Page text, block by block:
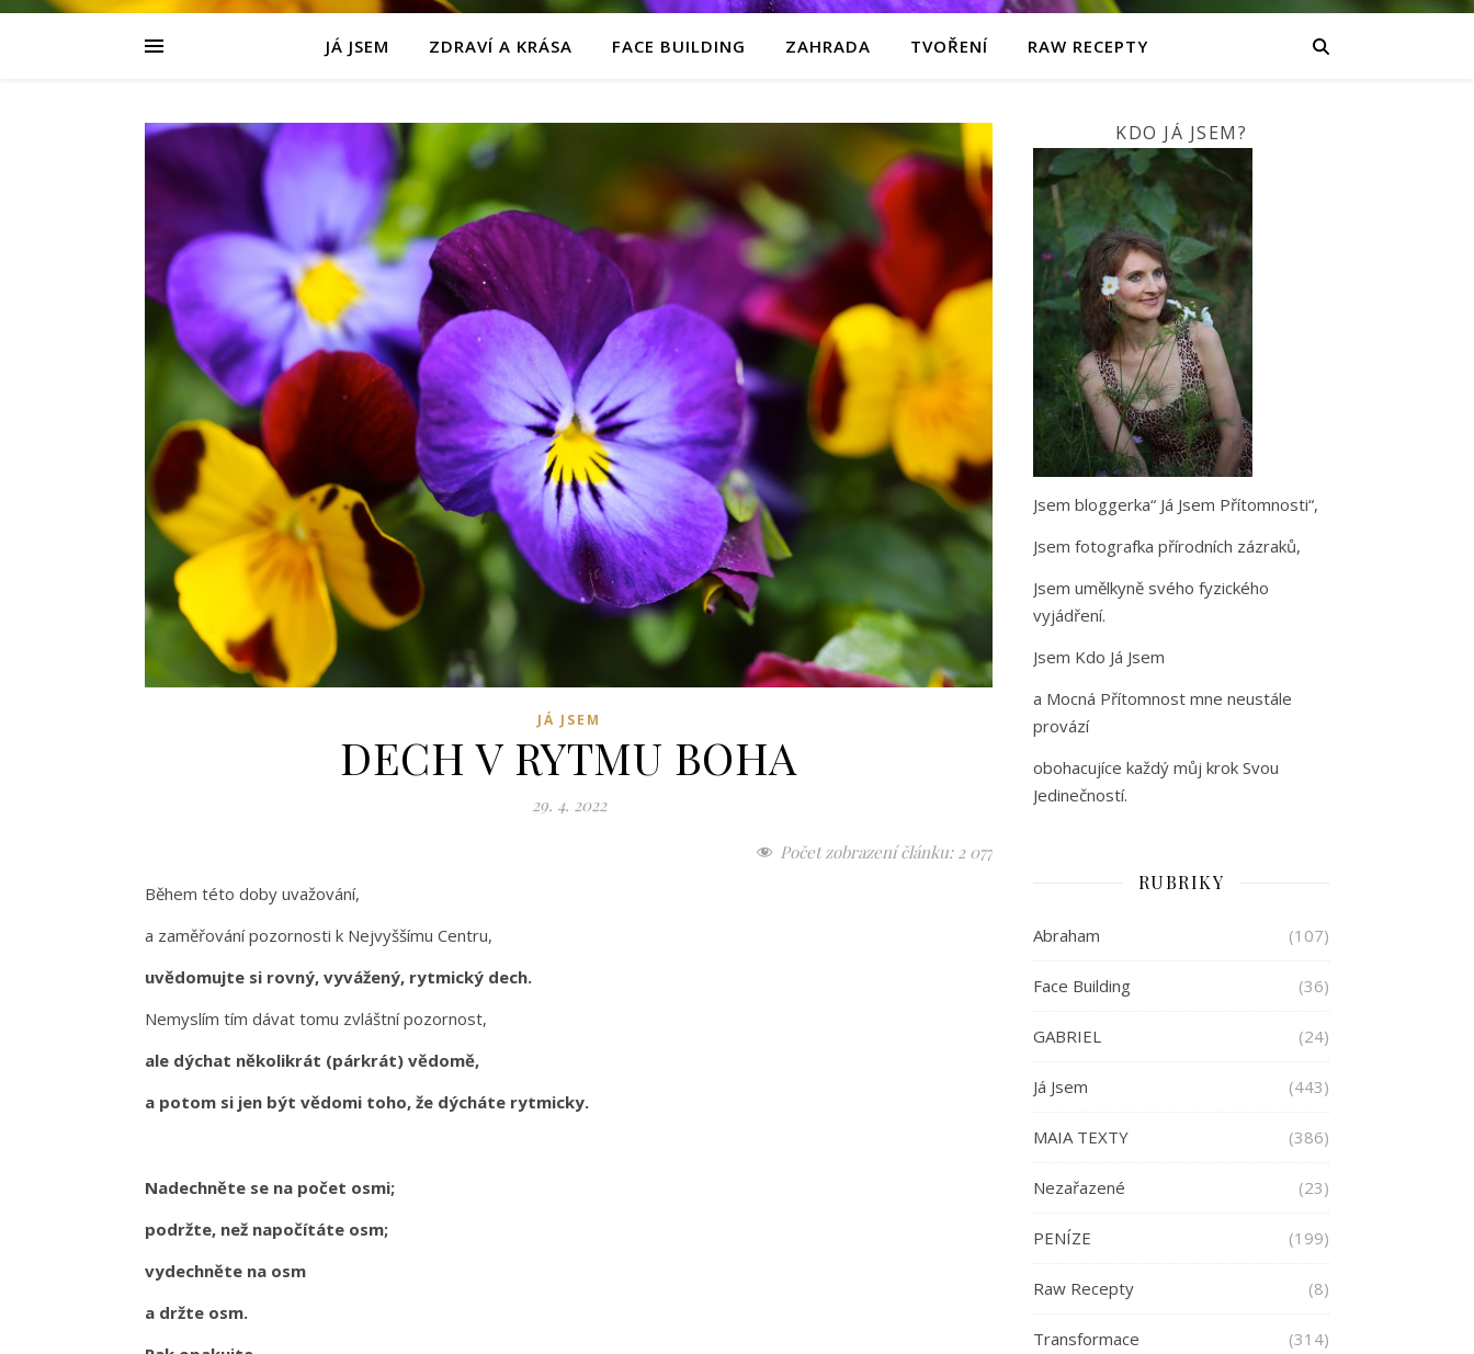
JÁ JSEM ZDRAVÍ A KRÁSA FACE BUILDING ZAHRADA TVOŘENÍ RAW RECEPTY
JÁ JSEM
DECH V RYTMU BOHA
29. 4. 2022
Počet zobrazení článku: 2 077
Během této doby uvažování,
a zaměřování pozornosti k Nejvyššímu Centru,
uvědomujte si rovný, vyvážený, rytmický dech.
Nemyslím tím dávat tomu zvláštní pozornost,
ale dýchat několikrát (párkrát) vědomě,
a potom si jen být vědomi toho, že dýcháte rytmicky.
Nadechněte se na počet osmi;
podržte, než napočítáte osm;
vydechněte na osm
a držte osm.
KDO JÁ JSEM?
Jsem bloggerka“ Já Jsem Přítomnosti“,
Jsem fotografka přírodních zázraků,
Jsem umělkyně svého fyzického
vyjádření.
Jsem Kdo Já Jsem
a Mocná Přítomnost mne neustále
provází
obohacujíce každý můj krok Svou
Jedinečností.
RUBRIKY
Abraham (107)
Face Building (36)
GABRIEL (24)
Já Jsem (443)
MAIA TEXTY (386)
Nezařazené (23)
PENÍZE (199)
Raw Recepty (8)
Transformace (314)